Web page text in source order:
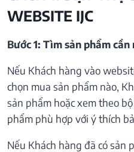
WEBSITE IJC
Bước 1: Tìm sản phẩm cần
Nếu Khách hàng vào
chọn mua sản phẩm nào,
sản phẩm hoặc xem theo
phẩm phù hợp với ý thích
Nếu Khách hàng đã có sản